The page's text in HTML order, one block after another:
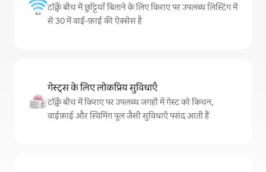
टॉर्क्वे बीच में छुट्टियाँ बिताने के लिए किराए पर उपलब्ध लिस्टिंग में
से 30 में वाई-फ़ाई की ऐक्सेस है
गेस्ट्स के लिए लोकप्रिय सुविधाएँ
टॉर्क्वे बीच में किराए पर उपलब्ध जगहों में गेस्ट को किचन,
वाईफ़ाई और स्विमिंग पूल जैसी सुविधाएँ पसंद आती हैं